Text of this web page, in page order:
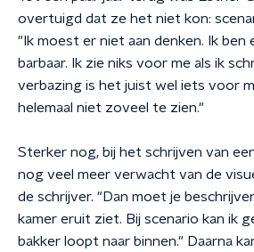
overtuigd dat ze het niet kon:
"Ik moest er niet aan denken. Ik ben
barbaar. Ik zie niks voor me als ik
verbazing is het juist wel iets voor
helemaal niet zoveel te zien."
Sterker nog, bij het schrijven van
nog veel meer verwacht van de
de schrijver. "Dan moet je
kamer eruit ziet. Bij scenario kan ik
bakker loopt naar binnen." Daarna